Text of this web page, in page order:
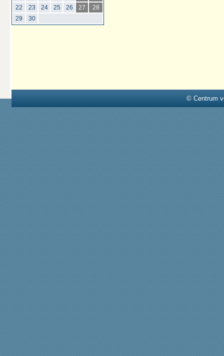
22
23 24 25 26 27
28
29
30
© Centrum